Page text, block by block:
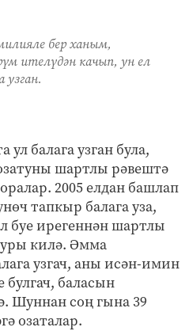
бер ханым,
ителүдән качып, ун ел
узган.
балага узган була,
шартлы рәвештә
2005 елдан башлап
тапкыр балага уза,
буе ирегеннән шартлы
килә. Әмма
узгач, аны исән-имин
баласын
Шуннан соң гына 39
озаталар.